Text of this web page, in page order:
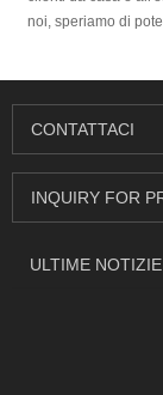
noi, speriamo di
CONTATTACI
INQUIRY FOR
ULTIME NOTIZIE